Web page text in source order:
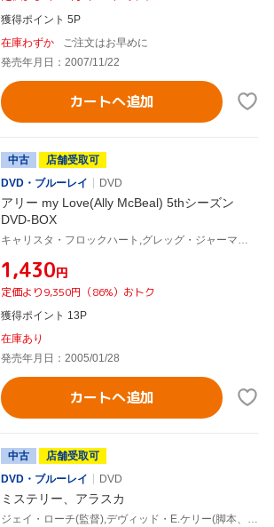
獲得ポイント 5P
在庫わずか
ご注文はお早めに
発売年月日：2007/11/22
カートへ追加
中古
店舗受取可
DVD・ブルーレイ
DVD
アリー my Love(Ally McBeal) 5thシーズン
DVD-BOX
¥1,430円
定価より9,350円（86%）おトク
獲得ポイント 13P
在庫あり
発売年月日：2005/01/28
カートへ追加
中古
店舗受取可
DVD・ブルーレイ
DVD
ミステリー、アラスカ